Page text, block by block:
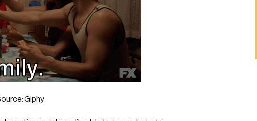
Giphy